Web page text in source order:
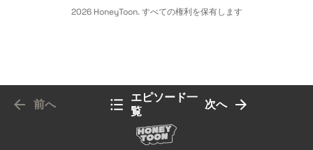
2026 HoneyToon. すべての権利を保有します
前へ
エピソード一
覧
次へ